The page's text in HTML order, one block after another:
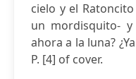
cielo y el
un mordisquito-
ahora a la luna?
P. [4] of cover.